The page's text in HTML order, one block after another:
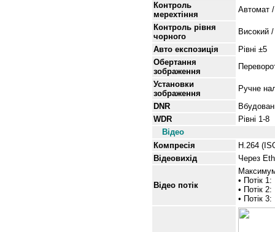
Контроль
мерехтіння
Автомат
Контроль рівня
чорного
Високий
Авто експозиція
Рівні ±5
Обертання
зображення
Установки
зображення
Ручне
DNR
WDR
Рівні 1-8
Відео
Компресія
H.264
Відеовихід
Через
Відео потік
• Потік
• Потік
• Потік